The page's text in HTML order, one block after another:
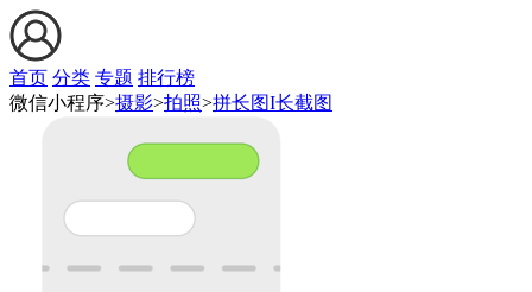
首页 分类 专题 排行榜
微信小程序>摄影>拍照>拼长图I长截图